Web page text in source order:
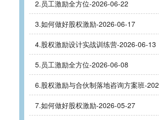
2.员工激励全方位-2026-06-22
3.如何做好股权激励-2026-06-17
4.股权激励设计实战训练营-2026-06-13
5.员工激励全方位-2026-06-08
6.股权激励与合伙制落地咨询方案班-
7.如何做好股权激励-2026-05-27